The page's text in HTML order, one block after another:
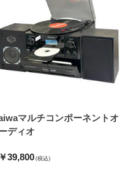
マルチコンポーネントオ
ディオ
￥39,800 (税込)